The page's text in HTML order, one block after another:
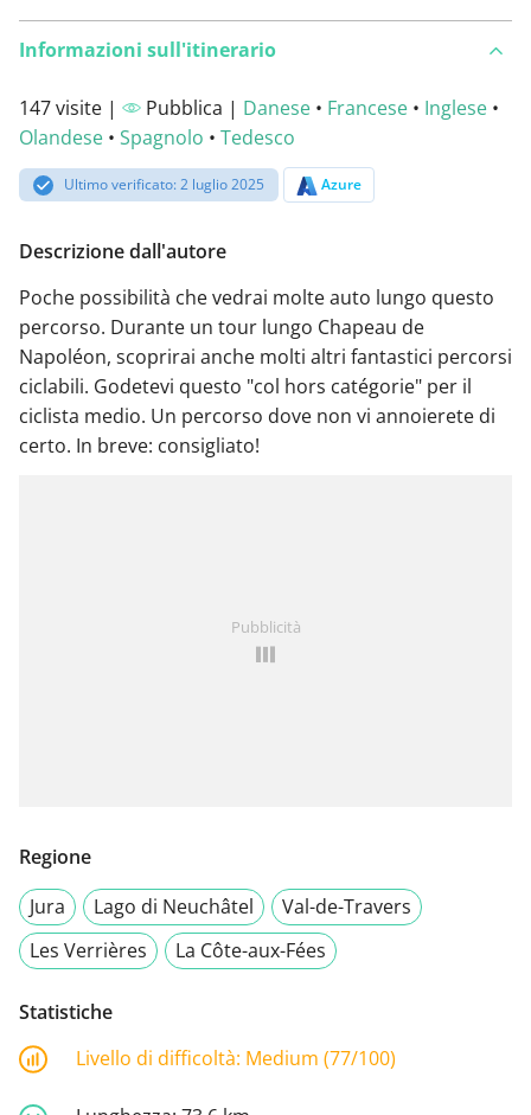
Informazioni sull'itinerario
147 visite | Pubblica | Danese • Francese • Inglese •
Olandese • Spagnolo • Tedesco
Ultimo verificato: 2 luglio 2025 Azure
Descrizione dall'autore
Poche possibilità che vedrai molte auto lungo questo
percorso. Durante un tour lungo Chapeau de
Napoléon, scoprirai anche molti altri fantastici percorsi
ciclabili. Godetevi questo "col hors catégorie" per il
ciclista medio. Un percorso dove non vi annoierete di
certo. In breve: consigliato!
Pubblicità
Regione
Jura
Lago di Neuchâtel
Val-de-Travers
Les Verrières
La Côte-aux-Fées
Statistiche
Livello di difficoltà: Medium (77/100)